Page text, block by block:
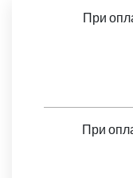
При
При